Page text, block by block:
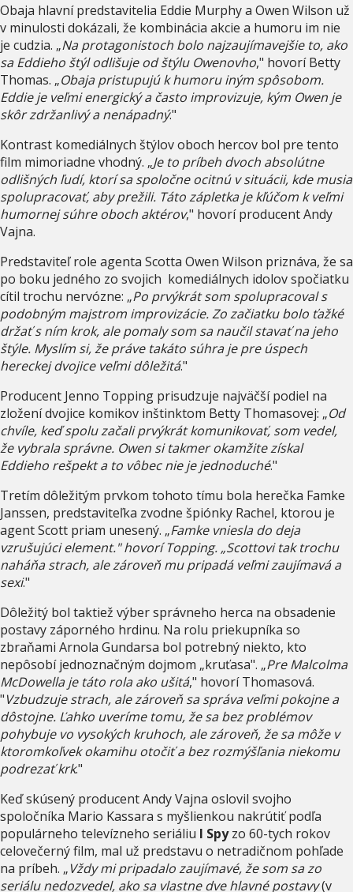
Obaja hlavní predstavitelia Eddie Murphy a Owen Wilson už
v minulosti dokázali, že kombinácia akcie a humoru im nie
je cudzia. „Na protagonistoch bolo najzaujímavejšie to, ako
sa Eddieho štýl odlišuje od štýlu Owenovho," hovorí Betty
Thomas. „Obaja pristupujú k humoru iným spôsobom.
Eddie je veľmi energický a často improvizuje, kým Owen je
skôr zdržanlivý a nenápadný."
Kontrast komediálnych štýlov oboch hercov bol pre tento
film mimoriadne vhodný. „Je to príbeh dvoch absolútne
odlišných ľudí, ktorí sa spoločne ocitnú v situácii, kde musia
spolupracovať, aby prežili. Táto zápletka je kľúčom k veľmi
humornej súhre oboch aktérov," hovorí producent Andy
Vajna.
Predstaviteľ role agenta Scotta Owen Wilson priznáva, že sa
po boku jedného zo svojich komediálnych idolov spočiatku
cítil trochu nervózne: „Po prvýkrát som spolupracoval s
podobným majstrom improvizácie. Zo začiatku bolo ťažké
držať s ním krok, ale pomaly som sa naučil stavať na jeho
štýle. Myslím si, že práve takáto súhra je pre úspech
hereckej dvojice veľmi dôležitá."
Producent Jenno Topping prisudzuje najväčší podiel na
zložení dvojice komikov inštinktom Betty Thomasovej: „Od
chvíle, keď spolu začali prvýkrát komunikovať, som vedel,
že vybrala správne. Owen si takmer okamžite získal
Eddieho rešpekt a to vôbec nie je jednoduché."
Tretím dôležitým prvkom tohoto tímu bola herečka Famke
Janssen, predstaviteľka zvodne špiónky Rachel, ktorou je
agent Scott priam unesený. „Famke vniesla do deja
vzrušujúci element." hovorí Topping. „Scottovi tak trochu
naháňa strach, ale zároveň mu pripadá veľmi zaujímavá a
sexi."
Dôležitý bol taktiež výber správneho herca na obsadenie
postavy záporného hrdinu. Na rolu priekupníka so
zbraňami Arnola Gundarsa bol potrebný niekto, kto
nepôsobí jednoznačným dojmom „kruťasa". „Pre Malcolma
McDowella je táto rola ako ušitá," hovorí Thomasová.
"Vzbudzuje strach, ale zároveň sa správa veľmi pokojne a
dôstojne. Ľahko uveríme tomu, že sa bez problémov
pohybuje vo vysokých kruhoch, ale zároveň, že sa môže v
ktoromkoľvek okamihu otočiť a bez rozmýšľania niekomu
podrezať krk."
Keď skúsený producent Andy Vajna oslovil svojho
spoločníka Mario Kassara s myšlienkou nakrútiť podľa
populárneho televízneho seriáliu I Spyzo 60-tych rokov
celovečerný film, mal už predstavu o netradičnom pohľade
na príbeh. „Vždy mi pripadalo zaujímavé, že som sa zo
seriálu nedozvedel, ako sa vlastne dve hlavné postavy(v